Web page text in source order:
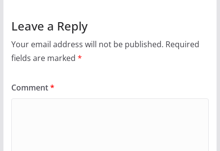
Leave a Reply
Your email address will not be published. Required
fields are marked *
Comment*